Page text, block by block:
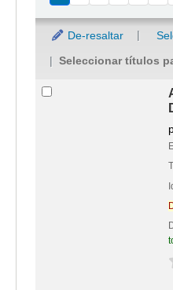
De-resaltar
Seleccionar títulos
Resultados